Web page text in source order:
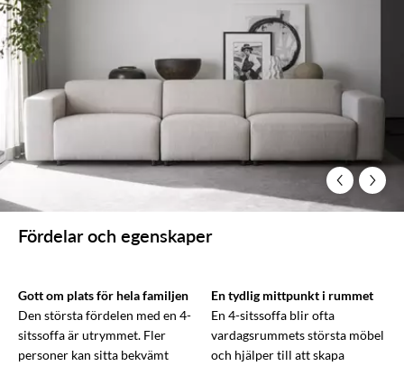
Fördelar och egenskaper
Gott om plats för hela familjen
Den största fördelen med en 4-
sitssoffa är utrymmet. Fler
personer kan sitta bekvämt
En tydlig mittpunkt i rummet
En 4-sitssoffa blir ofta
vardagsrummets största möbel
och hjälper till att skapa